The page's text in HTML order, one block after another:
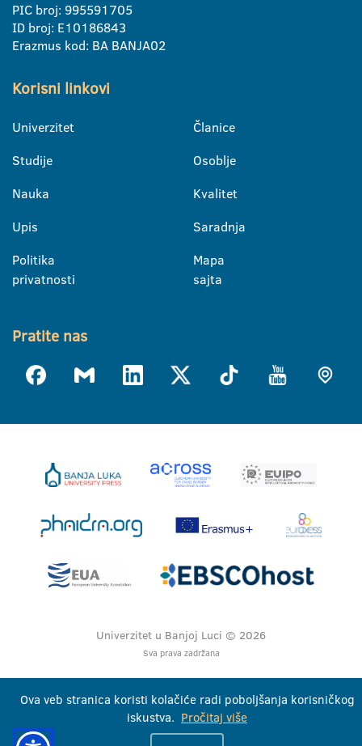
PIC broj: 995591705
ID broj: E10186843
Erazmus kod: BA BANJA02
Korisni linkovi
Univerzitet
Studije
Nauka
Upis
Politika
privatnosti
Članice
Osoblje
Kvalitet
Saradnja
Mapa
sajta
Pratite nas
Univerzitet u Banjoj Luci © 2026
Sva prava zadržana
Ova veb stranica koristi kolačiće radi poboljšanja korisničkog
iskustva. Pročitaj više